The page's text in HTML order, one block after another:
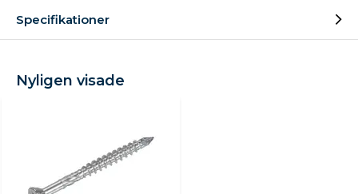
Specifikationer
Nyligen visade